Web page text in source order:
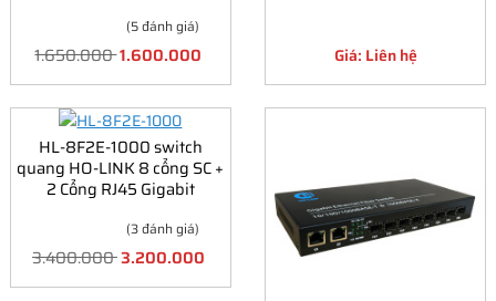
(5 đánh giá)
1.650.0001.600.000 Giá: Liên hệ
HL-8F2E-1000 switch
quang HO-LINK 8 cổng SC +
2 Cổng RJ45 Gigabit
(3 đánh giá)
3.400.0003.200.000